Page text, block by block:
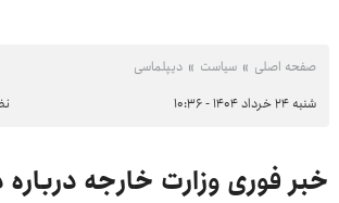
صفحه اصلی سیاست دیپلماسی
شنبه ۲۴ خرداد ۱۴۰۴ - ۱۰:۳۶
خبر فوری وزارت خارجه